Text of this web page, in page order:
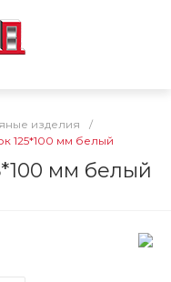
изделия
/
125*100 мм белый
мм белый